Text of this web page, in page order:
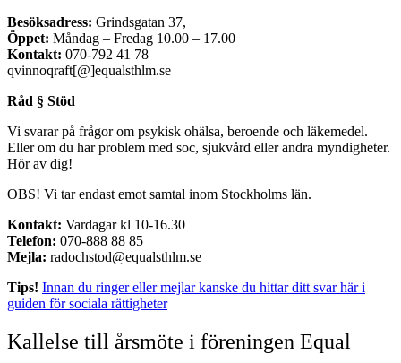
Besöksadress: Grindsgatan 37,
Öppet: Måndag – Fredag 10.00 – 17.00
Kontakt: 070-792 41 78
qvinnoqraft[@]equalsthlm.se
Råd § Stöd
Vi svarar på frågor om psykisk ohälsa, beroende och läkemedel.
Eller om du har problem med soc, sjukvård eller andra myndigheter.
Hör av dig!
OBS! Vi tar endast emot samtal inom Stockholms län.
Kontakt: Vardagar kl 10-16.30
Telefon: 070-888 88 85
Mejla: radochstod@equalsthlm.se
Tips! Innan du ringer eller mejlar kanske du hittar ditt svar här i
guiden för sociala rättigheter
Kallelse till årsmöte i föreningen Equal